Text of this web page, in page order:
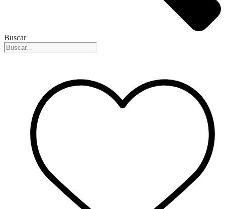
Buscar